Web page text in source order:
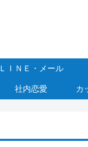
ＬＩＮＥ・メール
社内恋愛 カ